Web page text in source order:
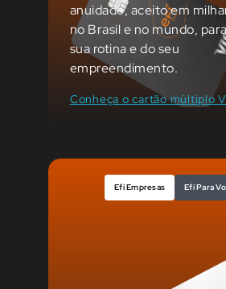
anuidade, aceito em
no Brasil e no mundo,
sua rotina e do seu
empreendimento.
Conheça o cartão múltiplo
Efí Empresas Efí Para